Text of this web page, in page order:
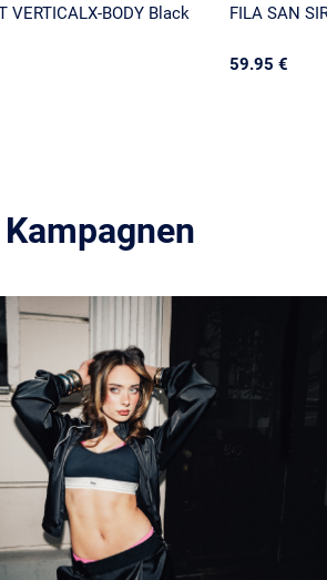
VERTICALX-BODY Black FILA SAN
59.95 €